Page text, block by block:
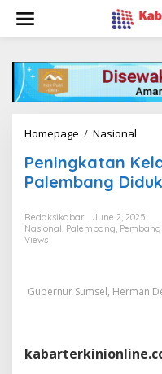
i
Homepage / Nasional
n
i
n
k
a
K
s
Peningkatan
Palembang
Redaksikabar
June 2, 2025
Nasional, Palembang,
Views
Gubernur Sumsel, Herman